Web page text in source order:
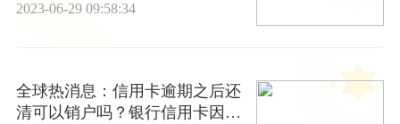
2023-06-29 09:58:34
全球热消息：信用卡逾期之后还
清可以销户吗？银行信用卡因犯